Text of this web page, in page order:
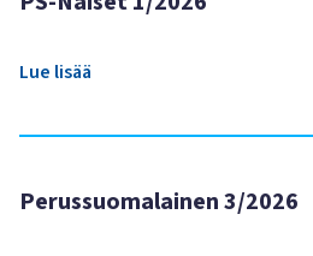
Lue lisää
Perussuomalainen 3/2026